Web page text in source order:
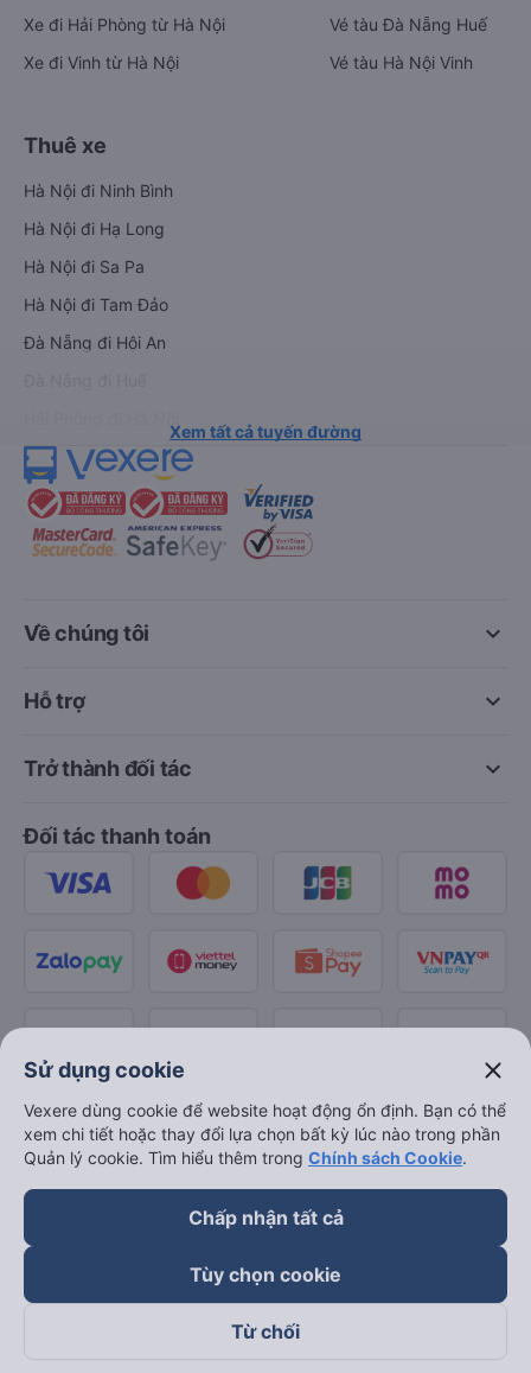
Xe đi Hải Phòng từ Hà Nội
Xe đi Vinh từ Hà Nội
Vé tàu Đà Nẵng Huế
Vé tàu Hà Nội Vinh
Thuê xe
Hà Nội đi Ninh Bình
Hà Nội đi Hạ Long
Hà Nội đi Sa Pa
Hà Nội đi Tam Đảo
Đà Nẵng đi Hội An
Xem tất cả tuyến đường
keyboard_arrow_down
Về chúng tôi
keyboard_arrow_down
Hỗ trợ
keyboard_arrow_down
Trở thành đối tác
Đối tác thanh toán
Sử dụng cookie close
Vexere dùng cookie để website hoạt động ổn định. Bạn có thể
xem chi tiết hoặc thay đổi lựa chọn bất kỳ lúc nào trong phần
Quản lý cookie. Tìm hiểu thêm trong Chính sách Cookie.
Chấp nhận tất cả
Tùy chọn cookie
Từ chối